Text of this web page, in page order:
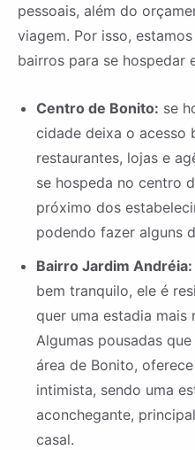
pessoais, além do
viagem. Por isso,
bairros para se hospedar
Centro de Bonito: se
cidade deixa o acesso
restaurantes, lojas e
se hospeda no centro
próximo dos
podendo fazer alguns
Bairro Jardim Andréia:
bem tranquilo, ele é
quer uma estadia mais
Algumas pousadas
área de Bonito,
intimista, sendo uma
aconchegante,
casal.